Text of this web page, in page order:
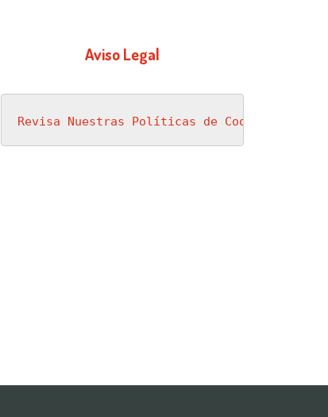
Aviso Legal
Revisa Nuestras Políticas de Cookies